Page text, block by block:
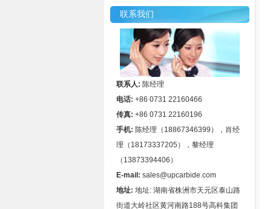
联系我们
联系人: 陈经理
电话: +86 0731 22160466
传真: +86 0731 22160196
手机: 陈经理（18867346399），肖经
理（18173337205），黎经理
（13873394406）
E-mail: sales@upcarbide.com
地址: 地址: 湖南省株洲市天元区泰山路
街道大岭社区黄河南路188号高科集团